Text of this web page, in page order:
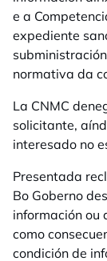
e a
expediente
normativa da
La CNMC
solicitante,
interesado no
Presentada
Bo Goberno
información ou
como
condición de